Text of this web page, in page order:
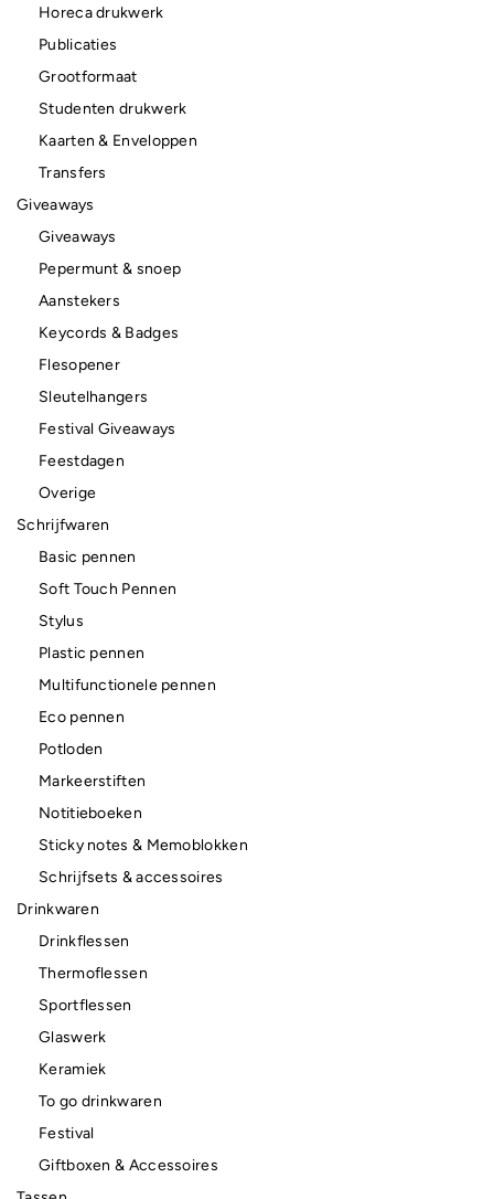
Horeca drukwerk
Publicaties
Grootformaat
Studenten drukwerk
Kaarten & Enveloppen
Transfers
Giveaways
Giveaways
Pepermunt & snoep
Aanstekers
Keycords & Badges
Flesopener
Sleutelhangers
Festival Giveaways
Feestdagen
Overige
Schrijfwaren
Basic pennen
Soft Touch Pennen
Stylus
Plastic pennen
Multifunctionele pennen
Eco pennen
Potloden
Markeerstiften
Notitieboeken
Sticky notes & Memoblokken
Schrijfsets & accessoires
Drinkwaren
Drinkflessen
Thermoflessen
Sportflessen
Glaswerk
Keramiek
To go drinkwaren
Festival
Giftboxen & Accessoires